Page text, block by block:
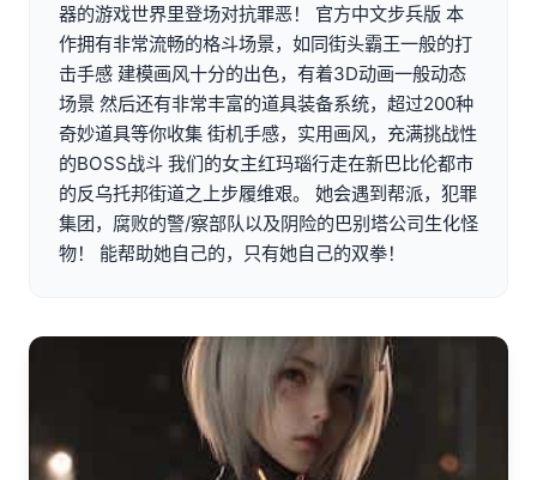
器的游戏世界里登场对抗罪恶！ 官方中文步兵版 本
作拥有非常流畅的格斗场景，如同街头霸王一般的打
击手感 建模画风十分的出色，有着3D动画一般动态
场景 然后还有非常丰富的道具装备系统，超过200种
奇妙道具等你收集 街机手感，实用画风，充满挑战性
的BOSS战斗 我们的女主红玛瑙行走在新巴比伦都市
的反乌托邦街道之上步履维艰。 她会遇到帮派，犯罪
集团，腐败的警/察部队以及阴险的巴别塔公司生化怪
物！ 能帮助她自己的，只有她自己的双拳！